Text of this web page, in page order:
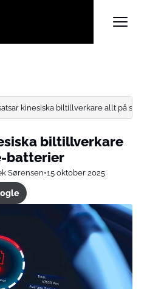
kinesiska biltillverkare allt på
biltillverkare
batterier
Sørensen•15 oktober 2025